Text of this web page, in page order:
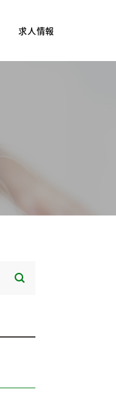
求人情報